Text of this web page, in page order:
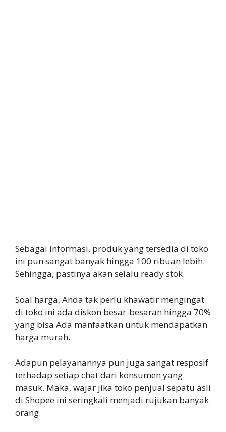
Sebagai informasi, produk yang tersedia di toko
ini pun sangat banyak hingga 100 ribuan lebih.
Sehingga, pastinya akan selalu ready stok.
Soal harga, Anda tak perlu khawatir mengingat
di toko ini ada diskon besar-besaran hingga 70%
yang bisa Ada manfaatkan untuk mendapatkan
harga murah.
Adapun pelayanannya pun juga sangat resposif
terhadap setiap chat dari konsumen yang
masuk. Maka, wajar jika toko penjual sepatu asli
di Shopee ini seringkali menjadi rujukan banyak
orang.